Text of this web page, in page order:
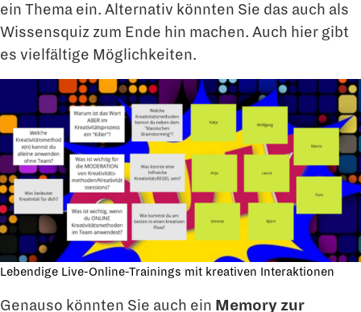
ein Thema ein. Alternativ könnten Sie das auch als
Wissensquiz zum Ende hin machen. Auch hier gibt
es vielfältige Möglichkeiten.
Lebendige Live-Online-Trainings mit kreativen Interaktionen
Genauso könnten Sie auch ein Memory zur